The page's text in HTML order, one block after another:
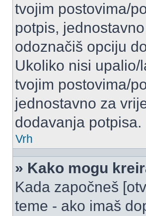
tvojim postovima/
potpis,
odoznačiš opciju
Ukoliko nisi
tvojim postovima/
jednostavno za
dodavanja potpisa.
Vrh
» Kako mogu
Kada započneš
teme - ako imaš